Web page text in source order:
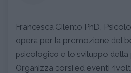
Francesca Cilento PhD,
opera per la promozione del
psicologico e lo sviluppo della
Organizza corsi ed eventi